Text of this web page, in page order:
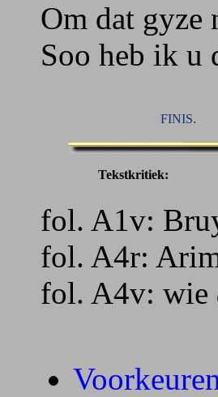
Om dat gyze
Soo heb ik u
FINIS.
Tekstkritiek:
fol. A1v:
fol. A4r:
fol. A4v: wie